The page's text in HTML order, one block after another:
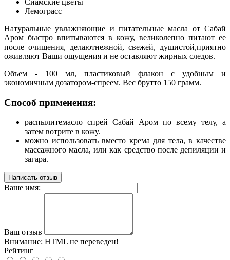
Сиамские цветы
Лемограсс
Натуральные увлажняющие и питательные масла от Сабай
Аром быстро впитываются в кожу, великолепно питают ее
после очищения, делаютнежной, свежей, душистой,приятно
оживляют Ваши ощущения и не оставляют жирных следов.
Объем - 100 мл, пластиковый флакон с удобным и
экономичным дозатором-спреем. Вес брутто 150 грамм.
Способ применения:
распылитемасло спрей Сабай Аром по всему телу, а
затем вотрите в кожу.
можно использовать вместо крема для тела, в качестве
массажного масла, или как средство после депиляции и
загара.
Написать отзыв
Ваше имя:
Ваш отзыв
Внимание: HTML не переведен!
Рейтинг